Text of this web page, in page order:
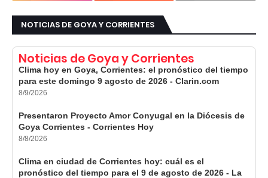
NOTICIAS DE GOYA Y CORRIENTES
Noticias de Goya y Corrientes
Clima hoy en Goya, Corrientes: el pronóstico del tiempo
para este domingo 9 agosto de 2026 - Clarin.com
8/9/2026
Presentaron Proyecto Amor Conyugal en la Diócesis de
Goya Corrientes - Corrientes Hoy
8/8/2026
Clima en ciudad de Corrientes hoy: cuál es el
pronóstico del tiempo para el 9 de agosto de 2026 - La